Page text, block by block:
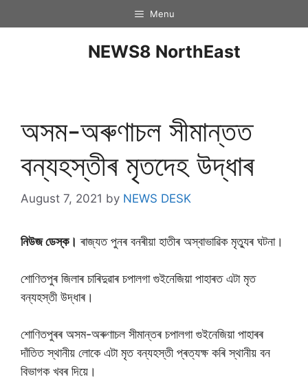
Menu
NEWS8 NorthEast
অসম-অৰুণাচল সীমান্তত
বন্যহস্তীৰ মৃতদেহ উদ্ধাৰ
August 7, 2021 by NEWS DESK
নিউজ ডেস্ক। ৰাজ্যত পুনৰ বনৰীয়া হাতীৰ অস্বাভাৱিক মৃত্যুৰ ঘটনা।
শােণিতপুৰ জিলাৰ চাৰিদুৱাৰ চপালগা গুইনেজিয়া পাহাৰত এটা মৃত
বন্যহস্তী উদ্ধাৰ।
শোণিতপুৰৰ অসম-অৰুণাচল সীমান্তৰ চপালগা গুইনেজিয়া পাহাৰৰ
দাঁতিত স্থানীয় লোকে এটা মৃত বন্যহস্তী প্ৰত্যক্ষ কৰি স্থানীয় বন
বিভাগক খবৰ দিয়ে।